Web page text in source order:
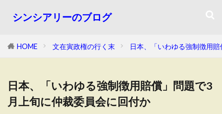
シンシアリーのブログ
HOME 文在寅政権の行く末 日本、「いわゆる強制徴用
日本、「いわゆる強制徴用賠償」問題で3
月上旬に仲裁委員会に回付か